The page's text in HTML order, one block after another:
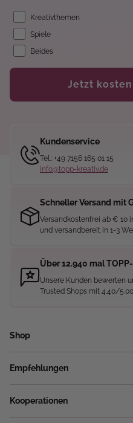
Kreativthemen
Spiele
Beides
Jetzt
Kundenservice
Tel.: +49 7156 165 01 15
info@topp-kreativ.de
Schneller Versand mit
Versandkostenfrei ab € 10
und versandbereit in 1-3
Über 12.940 mal
Unsere Kunden bewerten
Trusted Shops mit 4.40/
Shop
Empfehlungen
Kooperationen